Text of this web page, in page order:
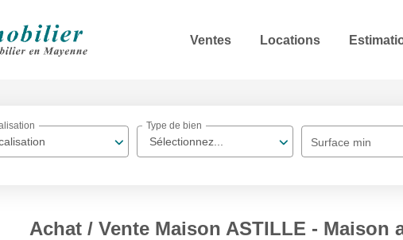
Ventes Locations
Sélectionnez...
Type de bien
Surface min
Achat / Vente Maison ASTILLE - Maison